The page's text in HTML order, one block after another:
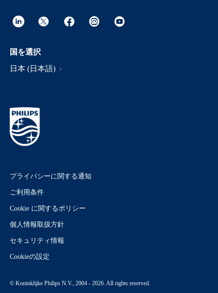
国を選択
日本 (日本語)
プライバシーに関する通知
ご利用条件
Cookie に関するポリシー
個人情報取扱方針
セキュリティ情報
Cookieの設定
© Koninklijke Philips N.V., 2004 - 2026. All rights reserved.